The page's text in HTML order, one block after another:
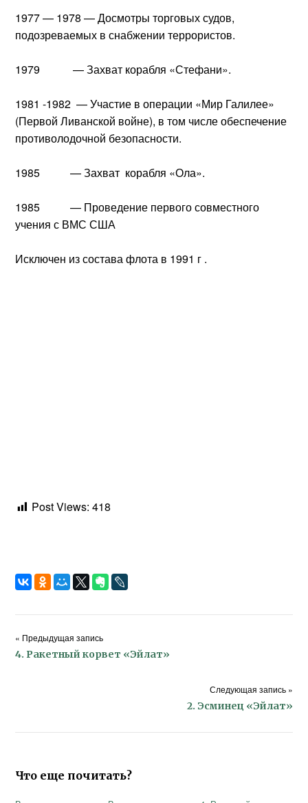
1977 — 1978 — Досмотры торговых судов,
подозреваемых в снабжении террористов.
1979 — Захват корабля «Стефани».
1981 -1982 — Участие в операции «Мир Галилее»
(Первой Ливанской войне), в том числе обеспечение
противолодочной безопасности.
1985 — Захват корабля «Ола».
1985 — Проведение первого совместного
учения с ВМС США
Исключен из состава флота в 1991 г .
Post Views: 418
« Предыдущая запись
4. Ракетный корвет «Эйлат»
Следующая запись »
2. Эсминец «Эйлат»
Что еще почитать?